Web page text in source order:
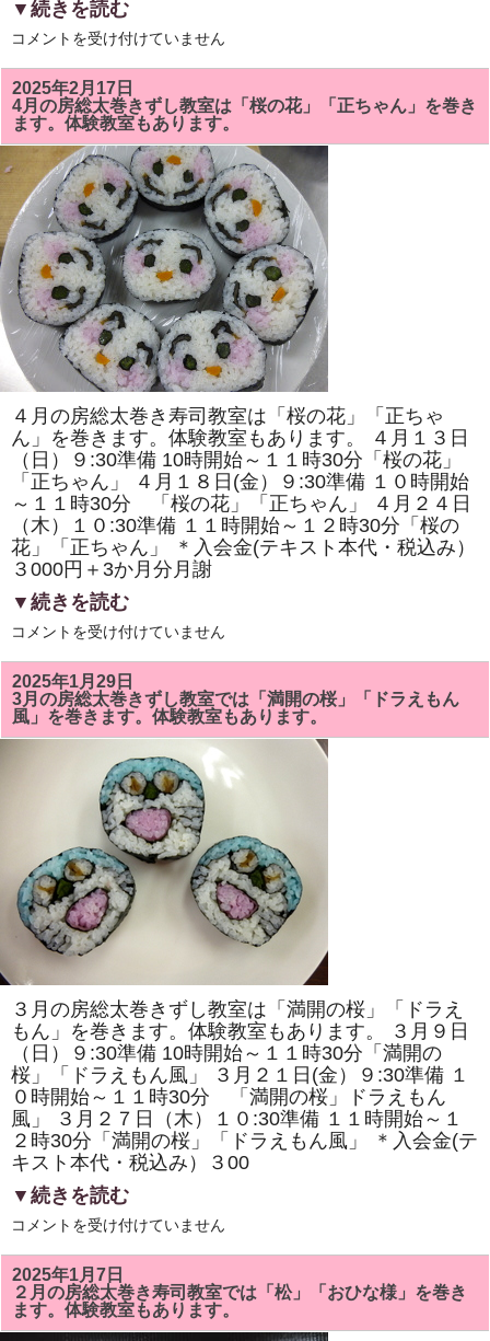
▼続きを読む
5
の
房
総
太
巻
き
し
室
で
は
「ト
ロ
ッ
コ
列
車」
「二
つ
の
花」
を
巻
き
ま
す。
体
教
室
も
あ
り
す。
コメントを受け付けていません
2025年2月17日
4月の房総太巻きずし教室は「桜の花」「正ちゃん」を巻き
ます。体験教室もあります。
４月の房総太巻き寿司教室は「桜の花」「正ちゃ
ん」を巻きます。体験教室もあります。 ４月１３日
（日）９:30準備 10時開始～１１時30分「桜の花」
「正ちゃん」 ４月１８日(金）９:30準備 １０時開始
～１１時30分 「桜の花」「正ちゃん」 ４月２４日
（木）１０:30準備 １１時開始～１２時30分「桜の
花」「正ちゃん」 ＊入会金(テキスト本代・税込み）
３000円＋3か月分月謝
▼続きを読む
4
の
房
総
太
巻
き
「正
ち
ゃ
ん」
ま
す。
体
験
教
室
も
あ
り
ま
す。
は
コメントを受け付けていません
2025年1月29日
3月の房総太巻きずし教室では「満開の桜」「ドラえもん
風」を巻きます。体験教室もあります。
３月の房総太巻きずし教室は「満開の桜」「ドラえ
もん」を巻きます。体験教室もあります。 ３月９日
（日）９:30準備 10時開始～１１時30分「満開の
桜」「ドラえもん風」 ３月２１日(金）９:30準備 １
０時開始～１１時30分 「満開の桜」ドラえもん
風」 ３月２７日（木）１０:30準備 １１時開始～１
２時30分「満開の桜」「ドラえもん風」 ＊入会金(テ
キスト本代・税込み）３00
▼続きを読む
3
の
房
総
太
巻
き
コメントを受け付けていません
2025年1月7日
２月の房総太巻き寿司教室では「松」「おひな様」を巻き
ます。体験教室もあります。